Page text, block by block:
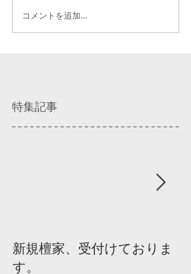
コメントを追加…
特集記事
新規檀家、受付けておりま
す。